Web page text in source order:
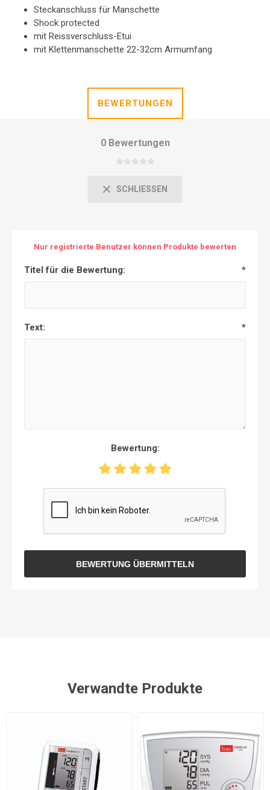
Steckanschluss für Manschette
Shock protected
mit Reissverschluss-Etui
mit Klettenmanschette 22-32cm Armumfang
BEWERTUNGEN
0 Bewertungen
SCHLIESSEN
Nur registrierte Benutzer können Produkte bewerten
Titel für die Bewertung: *
Text: *
Bewertung:
BEWERTUNG ÜBERMITTELN
Verwandte Produkte